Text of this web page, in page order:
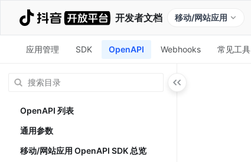
开发者文档 移动/网站应用
应用管理 SDK OpenAPI Webhooks 常见工具
OpenAPI 列表
通用参数
移动/网站应用 OpenAPI SDK 总览